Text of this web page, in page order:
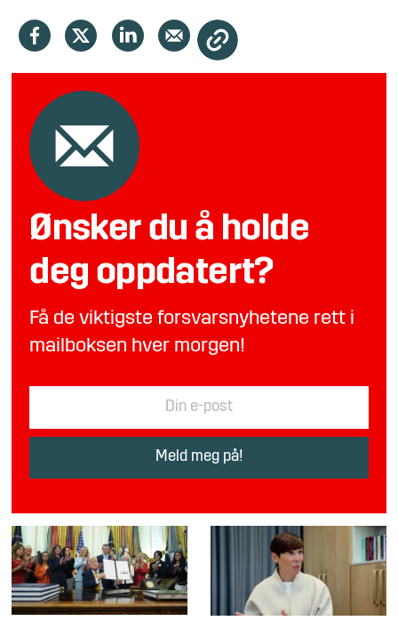
Ønsker du å holde
deg oppdatert?
Få de viktigste forsvarsnyhetene rett i
mailboksen hver morgen!